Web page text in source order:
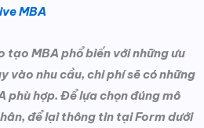
MBA
tạo MBA phổ biến với những ưu
vào nhu cầu, chi phí sẽ có những
hợp. Để lựa chọn đúng mô
để lại thông tin tại Form dưới